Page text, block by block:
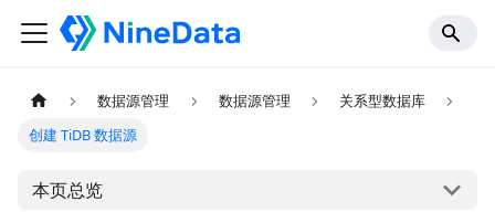
数据源管理 数据源管理
关系型数据库
创建 TiDB 数据源
本页总览